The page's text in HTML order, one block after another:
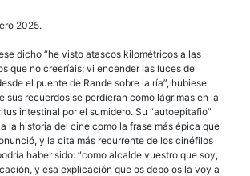
2025.
dicho “he visto atascos kilométricos a las
que no creeríais; vi encender las luces de
el puente de Rande sobre la ría”, hubiese
sus recuerdos se perdieran como lágrimas en la
intestinal por el sumidero. Su “autoepitafio”
la historia del cine como la frase más épica que
y la cita más recurrente de los cinéfilos
haber sido: “como alcalde vuestro que soy,
y esa explicación que os debo os la voy a